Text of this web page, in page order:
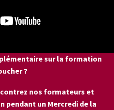
sur la formation
?
nos formateurs et
un Mercredi de la